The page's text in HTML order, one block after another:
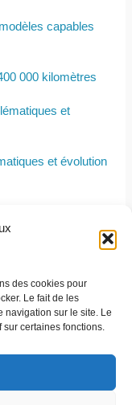
des cookies pour
Le fait de les
navigation sur le site. Le
sur certaines fonctions.
capables
000 kilomètres
et
et évolution